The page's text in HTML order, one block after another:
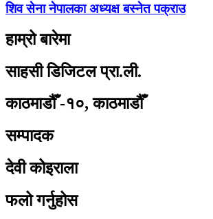
शिव सेना नेपालका अध्यक्ष बस्नेत पक्राउ
हाम्रो बारेमा
साहसी डिजिटल प्रा.ली.
काठमाडौँ -१०, काठमाडौँ
सम्पादक
देवी कोइराला
फलो गर्नुहोस